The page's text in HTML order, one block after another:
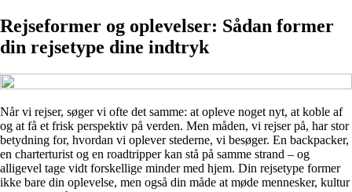
Rejseformer og oplevelser: Sådan former
din rejsetype dine indtryk
Når vi rejser, søger vi ofte det samme: at opleve noget nyt, at koble af
og at få et frisk perspektiv på verden. Men måden, vi rejser på, har stor
betydning for, hvordan vi oplever stederne, vi besøger. En backpacker,
en charterturist og en roadtripper kan stå på samme strand – og
alligevel tage vidt forskellige minder med hjem. Din rejsetype former
ikke bare din oplevelse, men også din måde at møde mennesker, kultur